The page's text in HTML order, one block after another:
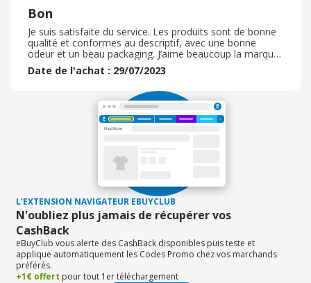
Bon
Je suis satisfaite du service. Les produits sont de bonne
qualité et conformes au descriptif, avec une bonne
odeur et un beau packaging. J’aime beaucoup la marque
qui propose beaucoup de choix. Première expérience
d’achat avec cette marque , j’ai bien aimé. La livraison
colis était bien emballé et en bon état. Je n’ai pas eu
recours au service client car je n’en au pas eu besoin. Je
pense acheter de nouveau des produits de cette marque
Date de l'achat : 29/07/2023
L'EXTENSION NAVIGATEUR EBUYCLUB
N'oubliez plus jamais de récupérer vos
CashBack
eBuyClub vous alerte des CashBack disponibles puis teste et
applique automatiquement les Codes Promo chez vos marchands
préférés.
+1€ offert pour tout 1er téléchargement